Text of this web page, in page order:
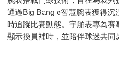
通過Big Bang e智慧腕表獲得沉
時追蹤比賽動態。宇舶表專為
顯示換員補時，並陪伴球迷共同